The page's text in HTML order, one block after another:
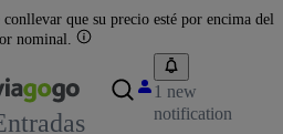
que su precio esté por encima del
nominal.
1 new
notification